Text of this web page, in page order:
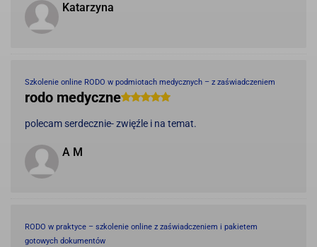
Katarzyna
Szkolenie online RODO w podmiotach medycznych – z zaświadczeniem
rodo medyczne
polecam serdecznie- zwięźle i na temat.
A M
RODO w praktyce – szkolenie online z zaświadczeniem i pakietem
gotowych dokumentów